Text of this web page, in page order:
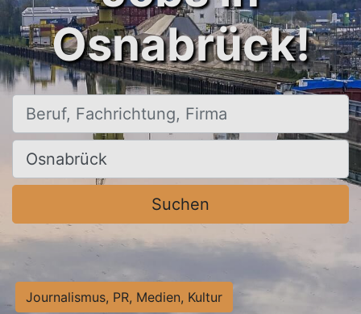
Osnabrück!
Beruf, Fachrichtung, Firma
Ort, Stadt
Suchen
Journalismus, PR, Medien, Kultur